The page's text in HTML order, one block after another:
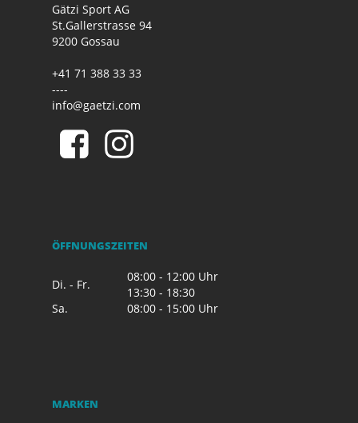
Gätzi Sport AG
St.Gallerstrasse 94
9200 Gossau
+41 71 388 33 33
----
info@gaetzi.com
ÖFFNUNGSZEITEN
Di. - Fr.
08:00 - 12:00 Uhr
13:30 - 18:30
Sa.
08:00 - 15:00 Uhr
MARKEN